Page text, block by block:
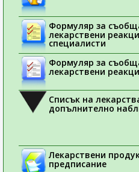
Формуляр за
лекарствени
специалисти
Формуляр за
лекарствени
Списък на
допълнително
Лекарствени
предписание